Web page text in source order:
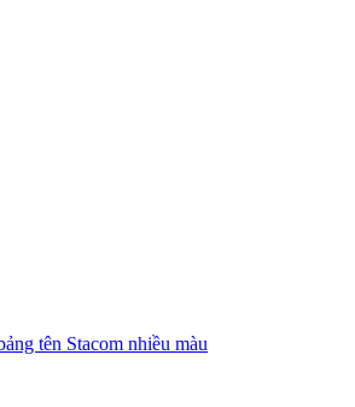
tên Stacom nhiều màu